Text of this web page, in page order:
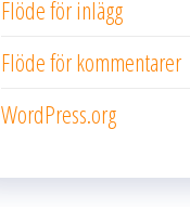
Flöde för inlägg
Flöde för kommentarer
WordPress.org